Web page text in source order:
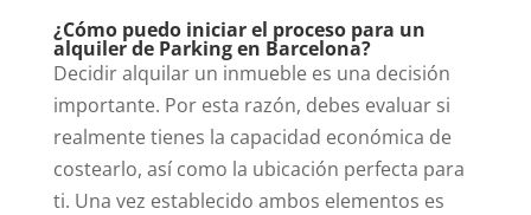
¿Cómo puedo iniciar el proceso para un
alquiler de Parking en Barcelona?
Decidir alquilar un inmueble es una decisión
importante. Por esta razón, debes evaluar si
realmente tienes la capacidad económica de
costearlo, así como la ubicación perfecta para
ti. Una vez establecido ambos elementos es